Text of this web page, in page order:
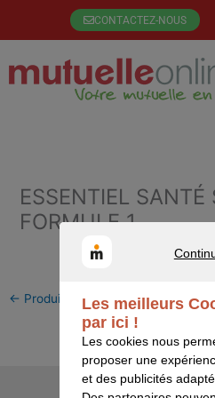
CONTACTEZ-NOUS
ESSENTIEL SANTÉ
FORMULE 1
← Produit précédentLes meilleurs
par ici !
Les cookies nous
proposer une
et des publicités